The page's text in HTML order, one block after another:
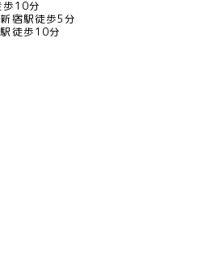
歩10分
宿駅徒歩5分
徒歩10分